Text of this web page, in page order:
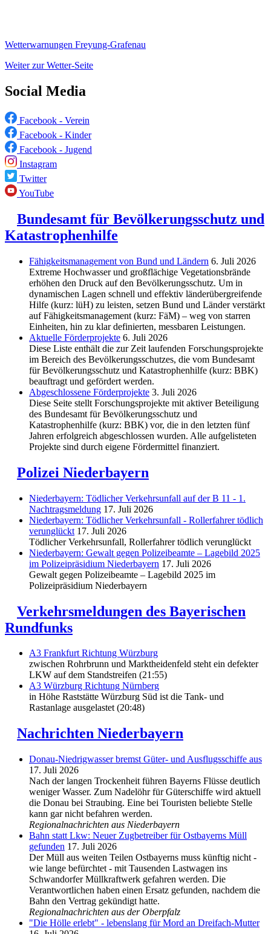
Wetterwarnungen Freyung-Grafenau
Weiter zur Wetter-Seite
Social Media
Facebook - Verein
Facebook - Kinder
Facebook - Jugend
Instagram
Twitter
YouTube
Bundesamt für Bevölkerungsschutz und
Katastrophenhilfe
Fähigkeitsmanagement von Bund und Ländern 6. Juli 2026
Extreme Hochwasser und großflächige Vegetationsbrände
erhöhen den Druck auf den Bevölkerungsschutz. Um in
dynamischen Lagen schnell und effektiv länderübergreifende
Hilfe (kurz: lüH) zu leisten, setzen Bund und Länder verstärkt
auf Fähigkeitsmanagement (kurz: FäM) – weg von starren
Einheiten, hin zu klar definierten, messbaren Leistungen.
Aktuelle Förderprojekte 6. Juli 2026
Diese Liste enthält die zur Zeit laufenden Forschungsprojekte
im Bereich des Be­völkerungs­schutzes, die vom Bundesamt
für Bevölkerungsschutz und Katastrophenhilfe (kurz: BBK)
beauftragt und gefördert werden.
Abgeschlos­sene Förderprojekte 3. Juli 2026
Diese Seite stellt Forschungsprojekte mit aktiver Beteiligung
des Bundesamt für Bevölkerungsschutz und
Katastrophenhilfe (kurz: BBK) vor, die in den letzten fünf
Jahren erfolgreich abgeschlossen wurden. Alle aufgelisteten
Projekte sind durch eigene Fördermittel finanziert.
Polizei Niederbayern
Niederbayern: Tödlicher Verkehrsunfall auf der B 11 - 1.
Nachtragsmeldung 17. Juli 2026
Niederbayern: Tödlicher Verkehrsunfall - Rollerfahrer tödlich
verunglückt 17. Juli 2026
Tödlicher Verkehrsunfall, Rollerfahrer tödlich verunglückt
Niederbayern: Gewalt gegen Polizeibeamte – Lagebild 2025
im Polizeipräsidium Niederbayern 17. Juli 2026
Gewalt gegen Polizeibeamte – Lagebild 2025 im
Polizeipräsidium Niederbayern
Verkehrsmeldungen des Bayerischen
Rundfunks
A3 Frankfurt Richtung Würzburg
zwischen Rohrbrunn und Marktheidenfeld steht ein defekter
LKW auf dem Standstreifen (21:55)
A3 Würzburg Richtung Nürnberg
in Höhe Raststätte Würzburg Süd ist die Tank- und
Rastanlage ausgelastet (20:48)
Nachrichten Niederbayern
Donau-Niedrigwasser bremst Güter- und Ausflugsschiffe aus
17. Juli 2026
Nach der langen Trockenheit führen Bayerns Flüsse deutlich
weniger Wasser. Zum Nadelöhr für Güterschiffe wird aktuell
die Donau bei Straubing. Eine bei Touristen beliebte Stelle
kann gar nicht befahren werden.
Regionalnachrichten aus Niederbayern
Bahn statt Lkw: Neuer Zugbetreiber für Ostbayerns Müll
gefunden 17. Juli 2026
Der Müll aus weiten Teilen Ostbayerns muss künftig nicht -
wie lange befürchtet - mit Tausenden Lastwagen ins
Schwandorfer Müllkraftwerk gefahren werden. Die
Verantwortlichen haben einen Ersatz gefunden, nachdem die
Bahn den Vertrag gekündigt hatte.
Regionalnachrichten aus der Oberpfalz
"Die Hölle erlebt" - lebenslang für Mord an Dreifach-Mutter